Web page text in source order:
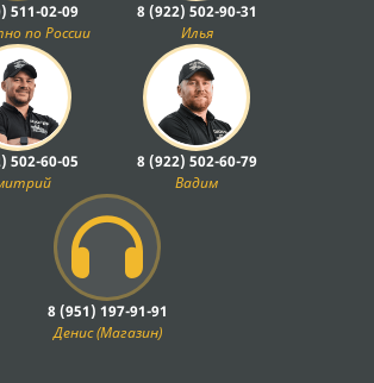
511-02-09
по России
8 (922) 502-90-31
Илья
502-60-05
8 (922) 502-60-79
Вадим
8 (951) 197-91-91
Денис (Магазин)